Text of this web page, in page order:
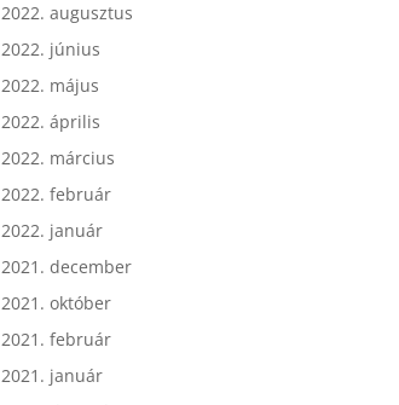
2022. augusztus
2022. június
2022. május
2022. április
2022. március
2022. február
2022. január
2021. december
2021. október
2021. február
2021. január